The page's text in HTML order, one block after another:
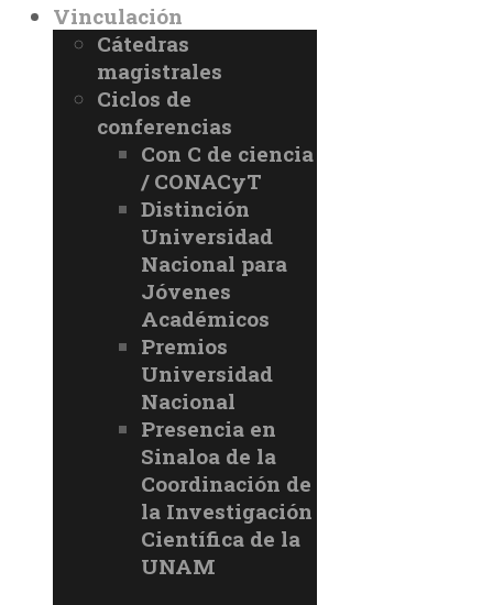
Vinculación
Cátedras
magistrales
Ciclos de
conferencias
Con C de ciencia
/ CONACyT
Distinción
Universidad
Nacional para
Jóvenes
Académicos
Premios
Universidad
Nacional
Presencia en
Sinaloa de la
Coordinación de
la Investigación
Científica de la
UNAM